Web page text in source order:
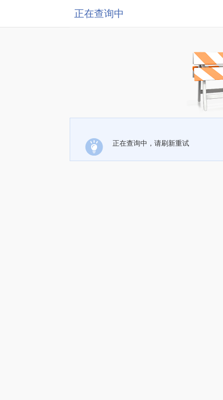
正在查询中
正在查询中，请刷新重试